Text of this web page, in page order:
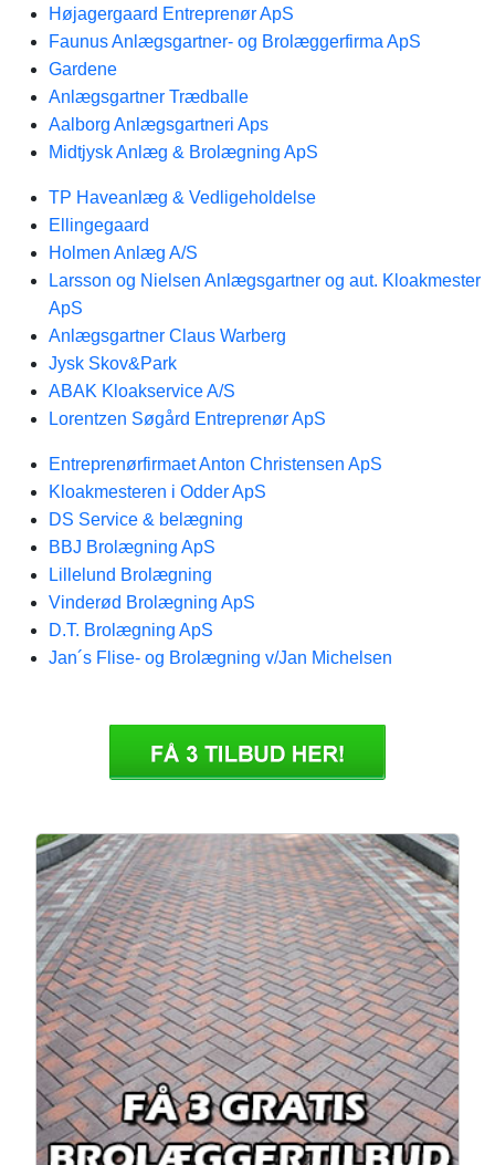
Højagergaard Entreprenør ApS
Faunus Anlægsgartner- og Brolæggerfirma ApS
Gardene
Anlægsgartner Trædballe
Aalborg Anlægsgartneri Aps
Midtjysk Anlæg & Brolægning ApS
TP Haveanlæg & Vedligeholdelse
Ellingegaard
Holmen Anlæg A/S
Larsson og Nielsen Anlægsgartner og aut. Kloakmester
ApS
Anlægsgartner Claus Warberg
Jysk Skov&Park
ABAK Kloakservice A/S
Lorentzen Søgård Entreprenør ApS
Entreprenørfirmaet Anton Christensen ApS
Kloakmesteren i Odder ApS
DS Service & belægning
BBJ Brolægning ApS
Lillelund Brolægning
Vinderød Brolægning ApS
D.T. Brolægning ApS
Jan´s Flise- og Brolægning v/Jan Michelsen